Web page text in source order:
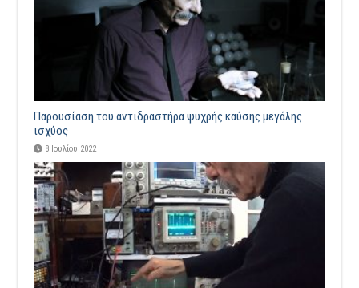
Παρουσίαση του αντιδραστήρα ψυχρής καύσης μεγάλης
ισχύος
8 Ιουλίου 2022